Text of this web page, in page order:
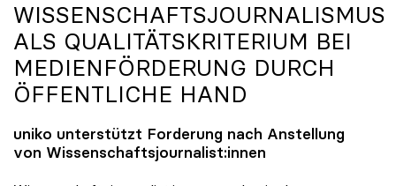
WISSENSCHAFTSJOURNALISMUS
ALS QUALITÄTSKRITERIUM BEI
MEDIENFÖRDERUNG DURCH
ÖFFENTLICHE HAND
uniko unterstützt Forderung nach Anstellung
von Wissenschaftsjournalist:innen